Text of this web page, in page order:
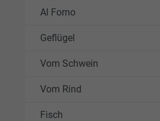
Al Forno
Geflügel
Vom Schwein
Vom Rind
Fisch